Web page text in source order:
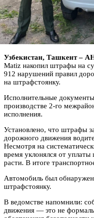
Узбекистан, Ташкент –
Matiz накопил штрафы на
912 нарушений правил
на штрафстоянку.
Исполнительные
производстве 2-го
исполнения.
Установлено, что штрафы
дорожного движения
Несмотря на
время уклонялся от
расти. В итоге
Автомобиль был
штрафстоянку.
В ведомстве напомнили:
движения — это не